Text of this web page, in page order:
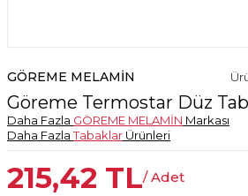
GÖREME MELAMİN
Göreme Termostar Düz
Daha Fazla GÖREME MELAMİN Markası
Daha FazlaTabaklar Ürünleri
215,42 TL/ Adet